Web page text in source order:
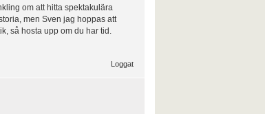
om att hitta spektakulära
men Sven jag hoppas att
så hosta upp om du har tid.
Loggat